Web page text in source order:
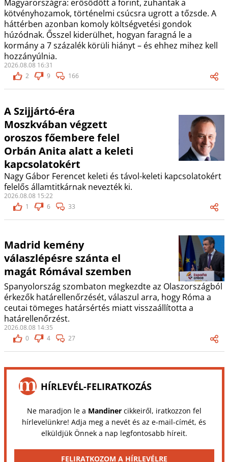
Magyarországra: erősödött a forint, zuhantak a
kötvényhozamok, történelmi csúcsra ugrott a tőzsde. A
háttérben azonban komoly költségvetési gondok
húzódnak. Ősszel kiderülhet, hogyan faragná le a
kormány a 7 százalék körüli hiányt – és ehhez mihez kell
hozzányúlnia.
2026.08.08 16:31
2
9 166
A Szijjártó-éra
Moszkvában végzett
oroszos főembere felel
Orbán Anita alatt a keleti
kapcsolatokért
Nagy Gábor Ferencet keleti és távol-keleti kapcsolatokért
felelős államtitkárnak nevezték ki.
2026.08.08 15:22
1
6 33
Madrid kemény
válaszlépésre szánta el
magát Rómával szemben
Spanyolország szombaton megkezdte az Olaszországból
érkezők határellenőrzését, válaszul arra, hogy Róma a
ceutai tömeges határsértés miatt visszaállította a
határellenőrzést.
2026.08.08 14:35
0
4 27
HÍRLEVÉL-FELIRATKOZÁS
Ne maradjon le a Mandinercikkeiről, iratkozzon fel
hírlevelünkre! Adja meg a nevét és az e-mail-címét, és
elküldjük Önnek a nap legfontosabb híreit.
FELIRATKOZOM A HÍRLEVÉLRE